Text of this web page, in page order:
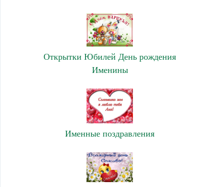
Открытки Юбилей День рождения
Именины
Именные поздравления